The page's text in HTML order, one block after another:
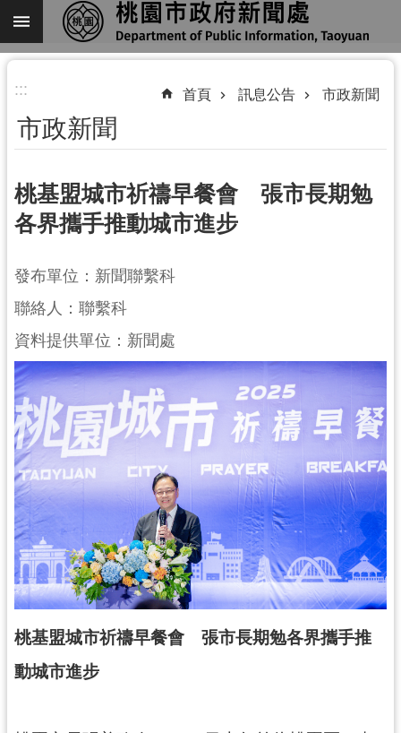
跳到主要內容區塊
進
搜
尋
關
我
們
機
通
訊
錄
業
務
資
訊
訊
息
公
便
民
::: 首頁 訊息公告 市政新聞
市政新聞
桃基盟城市祈禱早餐會 張市長期勉
各界攜手推動城市進步
發布單位：新聞聯繫科
聯絡人：聯繫科
資料提供單位：新聞處
桃基盟城市祈禱早餐會 張市長期勉各界攜手推
動城市進步